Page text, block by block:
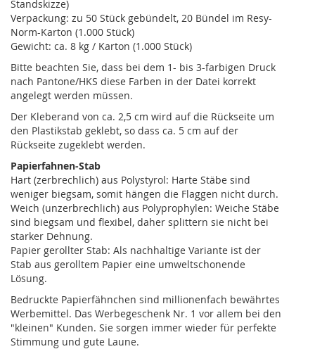
Standskizze)
Verpackung: zu 50 Stück gebündelt, 20 Bündel im Resy-
Norm-Karton (1.000 Stück)
Gewicht: ca. 8 kg / Karton (1.000 Stück)
Bitte beachten Sie, dass bei dem 1- bis 3-farbigen Druck
nach Pantone/HKS diese Farben in der Datei korrekt
angelegt werden müssen.
Der Kleberand von ca. 2,5 cm wird auf die Rückseite um
den Plastikstab geklebt, so dass ca. 5 cm auf der
Rückseite zugeklebt werden.
Papierfahnen-Stab
Hart (zerbrechlich) aus Polystyrol: Harte Stäbe sind
weniger biegsam, somit hängen die Flaggen nicht durch.
Weich (unzerbrechlich) aus Polyprophylen: Weiche Stäbe
sind biegsam und flexibel, daher splittern sie nicht bei
starker Dehnung.
Papier gerollter Stab: Als nachhaltige Variante ist der
Stab aus gerolltem Papier eine umweltschonende
Lösung.
Bedruckte Papierfähnchen sind millionenfach bewährtes
Werbemittel. Das Werbegeschenk Nr. 1 vor allem bei den
"kleinen" Kunden. Sie sorgen immer wieder für perfekte
Stimmung und gute Laune.